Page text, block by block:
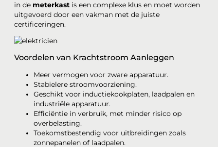
in de meterkast is een complexe klus en moet worden
uitgevoerd door een vakman met de juiste
certificeringen.
Voordelen van Krachtstroom Aanleggen
Meer vermogen voor zware apparatuur.
Stabielere stroomvoorziening.
Geschikt voor inductiekookplaten, laadpalen en
industriële apparatuur.
Efficiëntie in verbruik, met minder risico op
overbelasting.
Toekomstbestendig voor uitbreidingen zoals
zonnepanelen of laadpalen.